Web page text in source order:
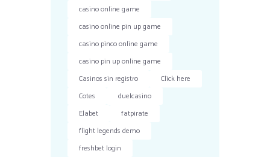
casino online game
casino online pin up game
casino pinco online game
casino pin up online game
Casinos sin registro
Click here
Cotes
duelcasino
Elabet
fatpirate
flight legends demo
freshbet login